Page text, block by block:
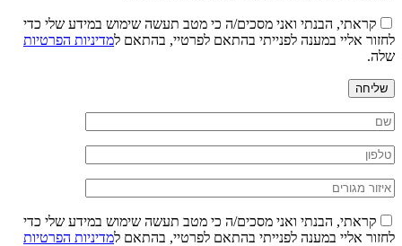
קראתי, הבנתי ואני מסכים/ה כי מטב תעשה שימוש במידע שלי כדי
לחזור אליי במענה לפנייתי בהתאם לפרטיי, בהתאם למדיניות הפרטיות
שלה.
שליחה
קראתי, הבנתי ואני מסכים/ה כי מטב תעשה שימוש במידע שלי כדי
לחזור אליי במענה לפנייתי בהתאם לפרטיי, בהתאם למדיניות הפרטיות